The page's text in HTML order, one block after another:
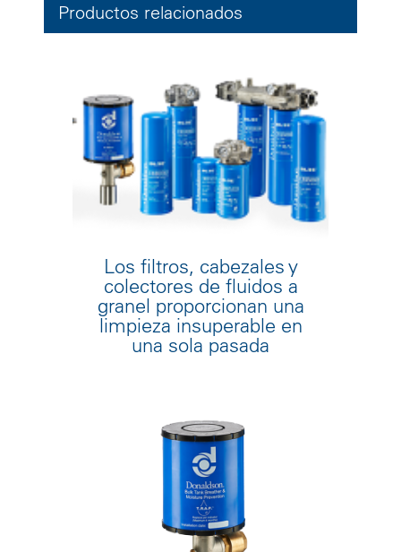
Productos relacionados
Los filtros, cabezales y
colectores de fluidos a
granel proporcionan una
limpieza insuperable en
una sola pasada